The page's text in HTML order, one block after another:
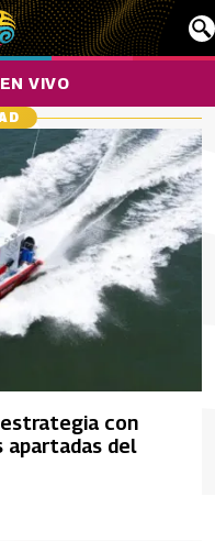
VIVO
con
apartadas del